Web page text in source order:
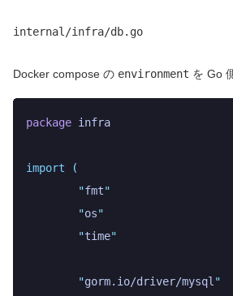
internal/infra/db.go
Docker compose の environment を Go
package infra
import (
	"
fmt"
	"
os"
	"
time"
	"
gorm.io/driver/mysql"